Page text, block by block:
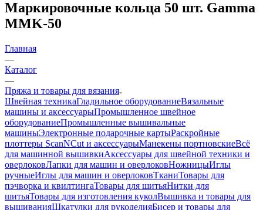
Маркировочные кольца 50 шт. Gamma
MMK-50
Главная
—
Каталог
—
Пряжа и товары для вязания
Швейная техникаГладильное оборудованиеВязальные
машины и аксессуарыПромышленное швейное
оборудованиеПромышленные вышивальные
машиныЭлектронные подарочные картыРаскройные
плоттеры ScanNCut и аксессуарыМанекены портновскиеВсё
для машинной вышивкиАксессуары для швейной техники и
оверлоковЛапки для машин и оверлоковНожницыИглы
ручныеИглы для машин и оверлоковТканиТовары для
пэчворка и квилтингаТовары для шитьяНитки для
шитьяТовары для изготовления куколВышивка и товары для
вышиванияШкатулки для рукоделияБисер и товары для